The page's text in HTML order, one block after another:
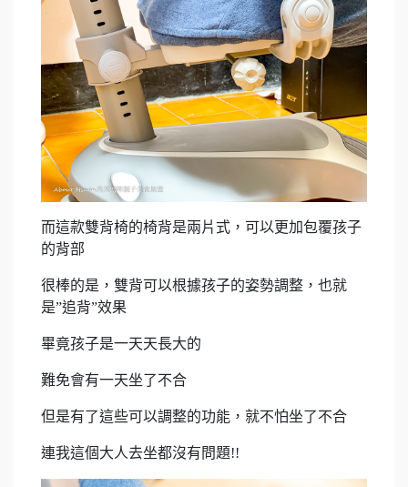
而這款雙背椅的椅背是兩片式，可以更加包覆孩子
的背部
很棒的是，雙背可以根據孩子的姿勢調整，也就
是”追背”效果
畢竟孩子是一天天長大的
難免會有一天坐了不合
但是有了這些可以調整的功能，就不怕坐了不合
連我這個大人去坐都沒有問題!!